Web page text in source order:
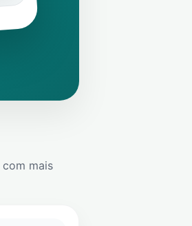
com mais